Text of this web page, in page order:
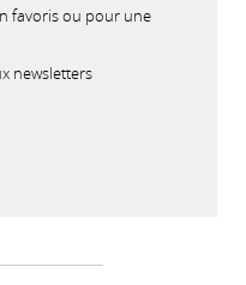
favoris ou pour une
newsletters